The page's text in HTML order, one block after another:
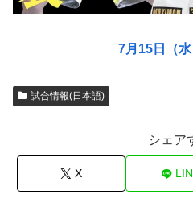
7月15日（水
試合情報(日本語)
シェア
X